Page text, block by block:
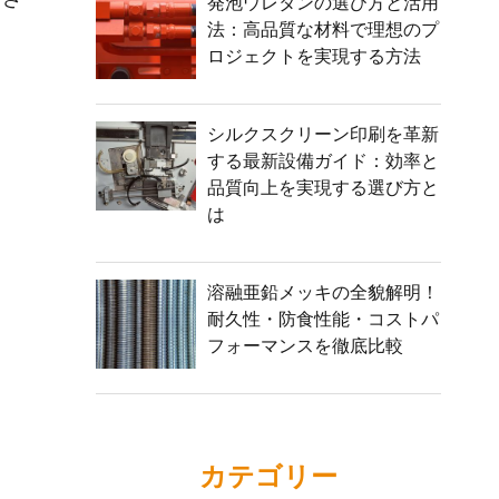
法：高品質な材料で理想のプ
ロジェクトを実現する方法
シルクスクリーン印刷を革新
する最新設備ガイド：効率と
品質向上を実現する選び方と
は
溶融亜鉛メッキの全貌解明！
耐久性・防食性能・コストパ
フォーマンスを徹底比較
カテゴリー